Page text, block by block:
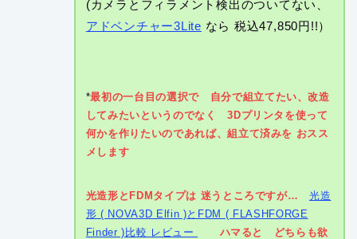
(カメラとフィラメント検出のついてない、
アドベンチャー3Lite なら 税込47,850円!!）
*最初の一台目の選択で 自分で組立てたい、改造
してみたいというのでなく 3Dプリンタを使って
何かを作りたいのであれば、組立て済みを おスス
メします
光造形とFDMタイプは 迷うところですが…光造
形 ( NOVA3D Elfin )とFDM ( FLASHFORGE
Finder )比較 レビュー
ハマると どちらも欲